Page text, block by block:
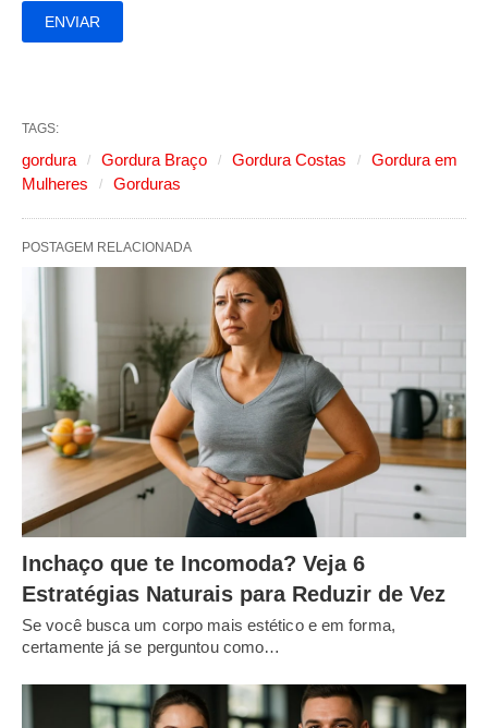
TAGS:
gordura Gordura Braço Gordura Costas
Gordura em
Mulheres
Gorduras
POSTAGEM RELACIONADA
Inchaço que te Incomoda? Veja 6
Estratégias Naturais para Reduzir de Vez
Se você busca um corpo mais estético e em forma,
certamente já se perguntou como…